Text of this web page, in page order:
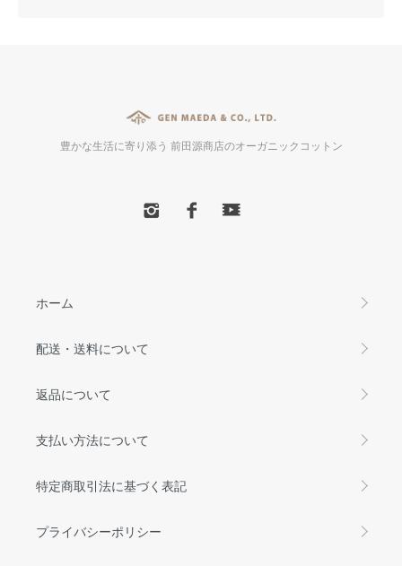
豊かな生活に寄り添う 前田源商店のオーガニックコットン
ホーム
配送・送料について
返品について
支払い方法について
特定商取引法に基づく表記
プライバシーポリシー